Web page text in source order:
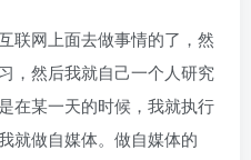
联网上面去做事情的了，然
，然后我就自己一个人研究
在某一天的时候，我就执行
就做自媒体。做自媒体的